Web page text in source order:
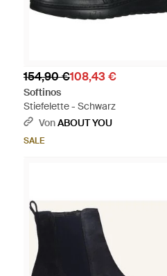
154,90 €108,43 €
Softinos
Stiefelette - Schwarz
VonABOUT YOU
SALE